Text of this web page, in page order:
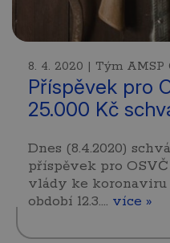
8. 4. 2020 | Tým AMSP
Příspěvek pro
25.000 Kč
Dnes (8.4.2020)
příspěvek pro
vlády ke koronaviru
období 12.3.… více »